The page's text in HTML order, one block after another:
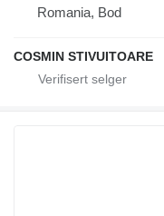
Romania, Bod
COSMIN STIVUITOARE